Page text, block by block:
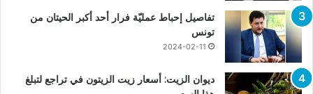
تفاصيل إحباط عمليّة فرار أحد أكبر الحيتان من
تونس
2024-02-11
ديوان الزيت: أسعار زيت الزيتون في تراجع لتبلغ